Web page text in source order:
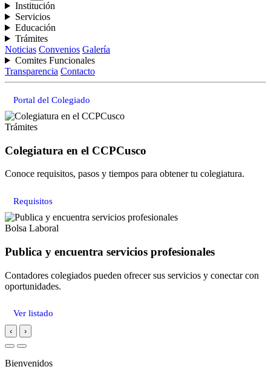
Institución
Servicios
Educación
Trámites
Noticias Convenios Galería
Comites Funcionales
Transparencia Contacto
Portal del Colegiado
Trámites
Colegiatura en el CCPCusco
Conoce requisitos, pasos y tiempos para obtener tu colegiatura.
Requisitos
Bolsa Laboral
Publica y encuentra servicios profesionales
Contadores colegiados pueden ofrecer sus servicios y conectar con
oportunidades.
Ver listado
‹ ›
Bienvenidos